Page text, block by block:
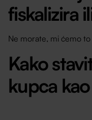
fiskalizira
Ne morate, mi ćemo
Kako
kupca